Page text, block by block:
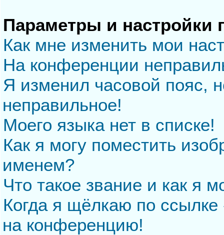
Параметры и настройки
Как мне изменить мои
На конференции
Я изменил часовой пояс,
неправильное!
Моего языка нет в списке!
Как я могу поместить
именем?
Что такое звание и как я
Когда я щёлкаю по
на конференцию!